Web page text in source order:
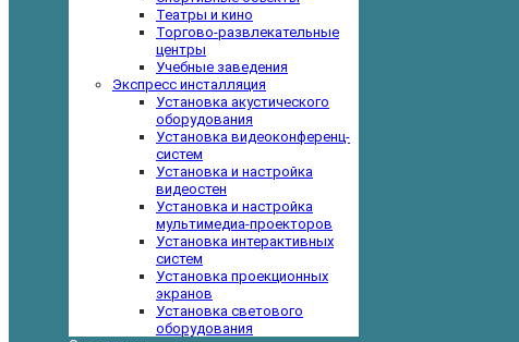
Театры и кино
Торгово-развлекательные
центры
Учебные заведения
Экспресс инсталляция
Установка акустического
оборудования
Установка видеоконференц-
систем
Установка и настройка
видеостен
Установка и настройка
мультимедиа-проекторов
Установка интерактивных
систем
Установка проекционных
экранов
Установка светового
оборудования